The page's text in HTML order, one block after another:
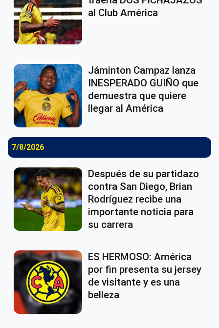
al Club América
Jáminton Campaz lanza
INESPERADO GUIÑO que
demuestra que quiere
llegar al América
7/8/2026
Después de su partidazo
contra San Diego, Brian
Rodríguez recibe una
importante noticia para
su carrera
ES HERMOSO: América
por fin presenta su jersey
de visitante y es una
belleza